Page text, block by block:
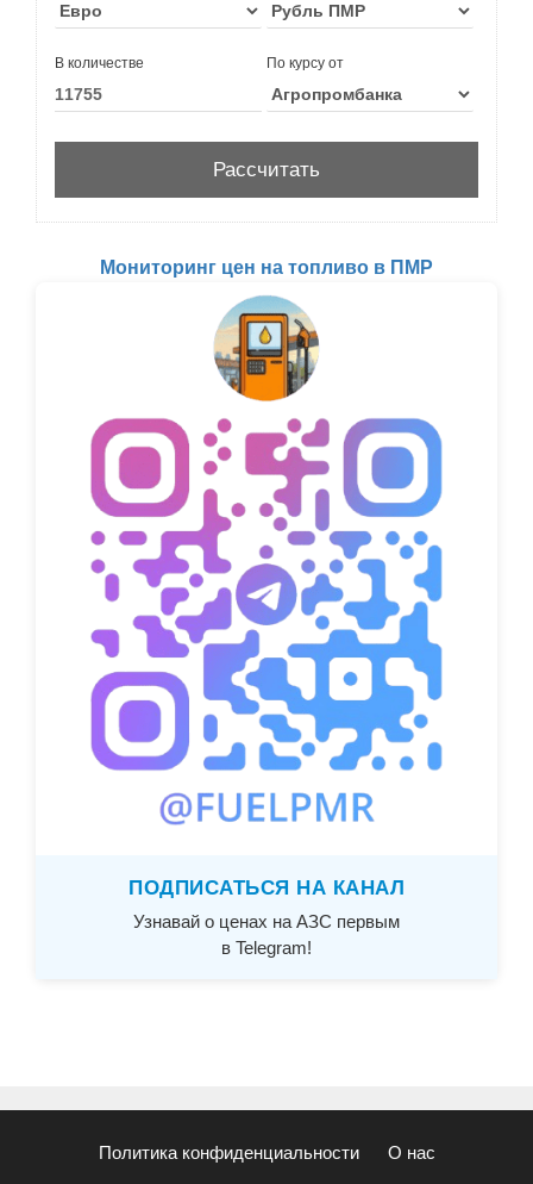
В количестве По курсу от
Мониторинг цен на топливо в ПМР
ПОДПИСАТЬСЯ НА КАНАЛ
Узнавай о ценах на АЗС первым
в Telegram!
Политика конфиденциальности О нас